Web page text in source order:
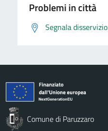
Problemi in città
Segnala disservizio
Comune di Paruzzaro